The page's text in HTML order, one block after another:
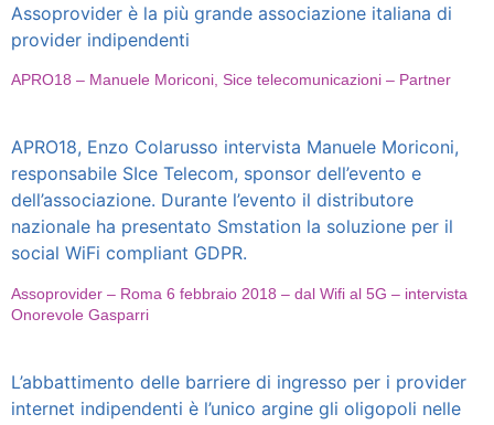
Assoprovider è la più grande associazione italiana di
provider indipendenti
APRO18 – Manuele Moriconi, Sice telecomunicazioni – Partner
APRO18, Enzo Colarusso intervista Manuele Moriconi,
responsabile SIce Telecom, sponsor dell’evento e
dell’associazione. Durante l’evento il distributore
nazionale ha presentato Smstation la soluzione per il
social WiFi compliant GDPR.
Assoprovider – Roma 6 febbraio 2018 – dal Wifi al 5G – intervista
Onorevole Gasparri
L’abbattimento delle barriere di ingresso per i provider
internet indipendenti è l’unico argine gli oligopoli nelle